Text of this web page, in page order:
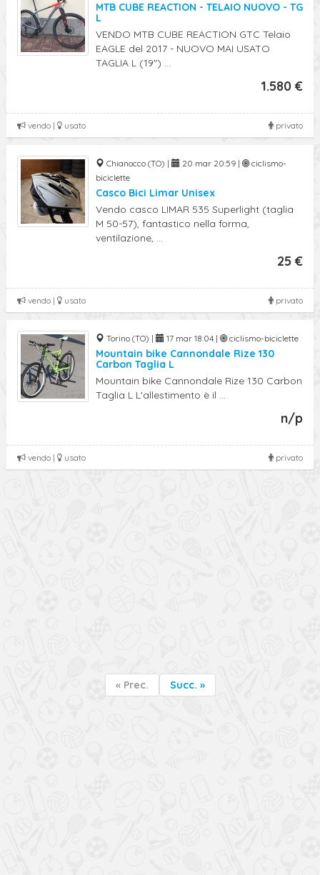
MTB CUBE REACTION - TELAIO NUOVO - TG
L
VENDO MTB CUBE REACTION GTC Telaio
EAGLE del 2017 - NUOVO MAI USATO
TAGLIA L (19") ...
1.580 €
privato
vendo | usato
Chianocco (TO) | 20 mar 20:59 |
ciclismo-
biciclette
Casco Bici Limar Unisex
Vendo casco LIMAR 535 Superlight (taglia
M 50-57), fantastico nella forma,
ventilazione, ...
25 €
privato
vendo | usato
Torino (TO) | 17 mar 18:04 | ciclismo-biciclette
Mountain bike Cannondale Rize 130
Carbon Taglia L
Mountain bike Cannondale Rize 130 Carbon
Taglia L L'allestimento è il ...
n/p
privato
vendo | usato
« Prec. Succ. »